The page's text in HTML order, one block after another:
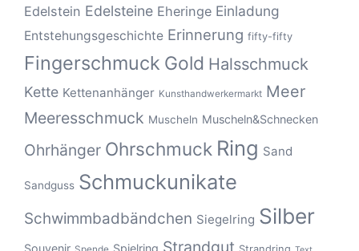
Edelstein Edelsteine Eheringe Einladung
Entstehungsgeschichte Erinnerung fifty-fifty
Fingerschmuck Gold Halsschmuck
Kette Kettenanhänger Kunsthandwerkermarkt Meer
Meeresschmuck Muscheln Muscheln&Schnecken
Ohrhänger Ohrschmuck Ring Sand
Sandguss Schmuckunikate
Schwimmbadbändchen Siegelring Silber
Souvenir Spielring Strandgut